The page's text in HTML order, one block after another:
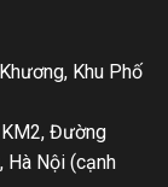
Khu Phố
KM2, Đường
Hà Nội (cạnh